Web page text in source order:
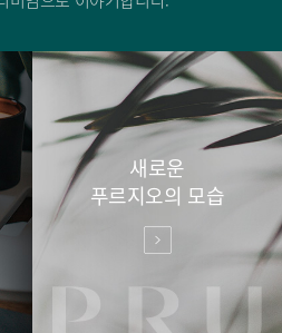
새로운
푸르지오의 모습